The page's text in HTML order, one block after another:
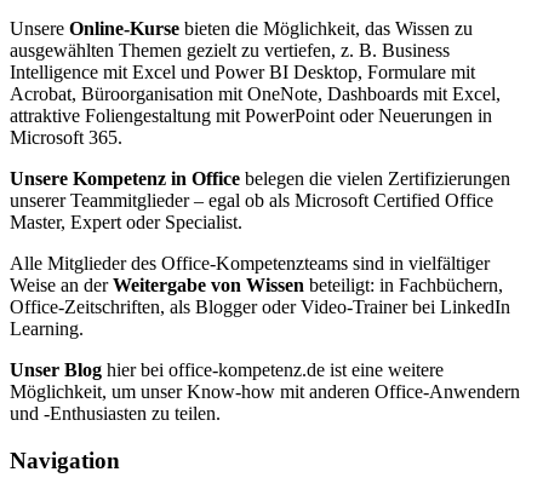
Unsere Online-Kurse bieten die Möglichkeit, das Wissen zu
ausgewählten Themen gezielt zu vertiefen, z. B. Business
Intelligence mit Excel und Power BI Desktop, Formulare mit
Acrobat, Büroorganisation mit OneNote, Dashboards mit Excel,
attraktive Foliengestaltung mit PowerPoint oder Neuerungen in
Microsoft 365.
Unsere Kompetenz in Office belegen die vielen Zertifizierungen
unserer Teammitglieder – egal ob als Microsoft Certified Office
Master, Expert oder Specialist.
Alle Mitglieder des Office-Kompetenzteams sind in vielfältiger
Weise an derWeitergabe von Wissen beteiligt: in Fachbüchern,
Office-Zeitschriften, als Blogger oder Video-Trainer bei LinkedIn
Learning.
Unser Blog hier bei office-kompetenz.de ist eine weitere
Möglichkeit, um unser Know-how mit anderen Office-Anwendern
und -Enthusiasten zu teilen.
Navigation